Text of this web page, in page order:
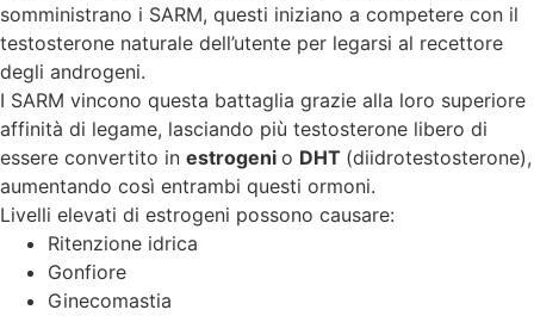
somministrano i SARM, questi iniziano a competere con il
testosterone naturale dell’utente per legarsi al recettore
degli androgeni.
I SARM vincono questa battaglia grazie alla loro superiore
affinità di legame, lasciando più testosterone libero di
essere convertito in estrogeni o DHT (diidrotestosterone),
aumentando così entrambi questi ormoni.
Livelli elevati di estrogeni possono causare:
Ritenzione idrica
Gonfiore
Ginecomastia